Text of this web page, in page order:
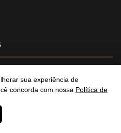
sua experiência de
concorda com nossa Política de
de conteúdo atualizado com foco
do usuários de maneira
em contato.